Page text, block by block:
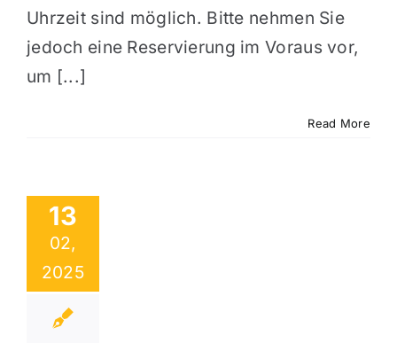
Uhrzeit sind möglich. Bitte nehmen Sie
jedoch eine Reservierung im Voraus vor,
um [...]
Read More
13
02,
2025